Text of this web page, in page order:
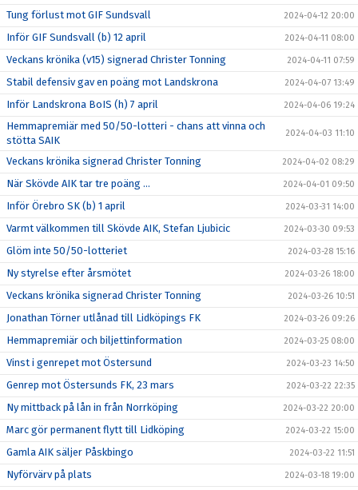
Tung förlust mot GIF Sundsvall 2024-04-12 20:00
Inför GIF Sundsvall (b) 12 april 2024-04-11 08:00
Veckans krönika (v15) signerad Christer Tonning 2024-04-11 07:59
Stabil defensiv gav en poäng mot Landskrona 2024-04-07 13:49
Inför Landskrona BoIS (h) 7 april 2024-04-06 19:24
Hemmapremiär med 50/50-lotteri - chans att vinna och
stötta SAIK
2024-04-03 11:10
Veckans krönika signerad Christer Tonning 2024-04-02 08:29
När Skövde AIK tar tre poäng ... 2024-04-01 09:50
Inför Örebro SK (b) 1 april 2024-03-31 14:00
Varmt välkommen till Skövde AIK, Stefan Ljubicic 2024-03-30 09:53
Glöm inte 50/50-lotteriet 2024-03-28 15:16
Ny styrelse efter årsmötet 2024-03-26 18:00
Veckans krönika signerad Christer Tonning 2024-03-26 10:51
Jonathan Törner utlånad till Lidköpings FK 2024-03-26 09:26
Hemmapremiär och biljettinformation 2024-03-25 08:00
Vinst i genrepet mot Östersund 2024-03-23 14:50
Genrep mot Östersunds FK, 23 mars 2024-03-22 22:35
Ny mittback på lån in från Norrköping 2024-03-22 20:00
Marc gör permanent flytt till Lidköping 2024-03-22 15:00
Gamla AIK säljer Påskbingo 2024-03-22 11:51
Nyförvärv på plats 2024-03-18 19:00